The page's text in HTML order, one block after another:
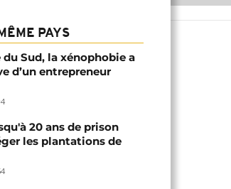
PAYS
du Sud, la xénophobie a
d’un entrepreneur
20 ans de prison
les plantations de